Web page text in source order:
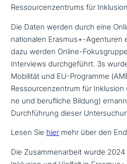
Ressourcenzentrums für
Die Daten werden durch eine
natio­na­len Erasmus+-Agenturen
dazu werden Online-
Interviews durch­ge­führt. 3s
Mobilität und EU-Programme
Ressourcenzentrum für
ne und beruf­li­che Bildung)
Durchführung dieser
Lesen Sie hier mehr über den
Die Zusammenarbeit wurde